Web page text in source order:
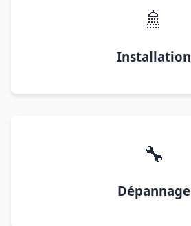
🚿
Installation
🔧
Dépannage